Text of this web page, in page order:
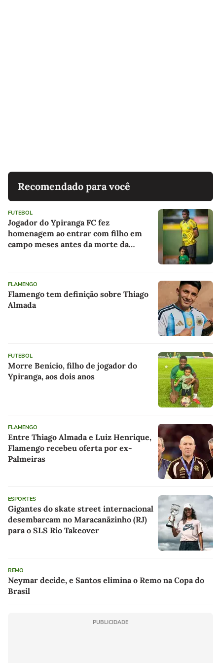
Recomendado para você
FUTEBOL
Jogador do Ypiranga FC fez
homenagem ao entrar com filho em
campo meses antes da morte da
FLAMENGO
Flamengo tem definição sobre Thiago
Almada
FUTEBOL
Morre Benício, filho de jogador do
Ypiranga, aos dois anos
FLAMENGO
Entre Thiago Almada e Luiz Henrique,
Flamengo recebeu oferta por ex-
Palmeiras
ESPORTES
Gigantes do skate street internacional
desembarcam no Maracanãzinho (RJ)
para o SLS Rio Takeover
REMO
Neymar decide, e Santos elimina o Remo na Copa do
Brasil
PUBLICIDADE